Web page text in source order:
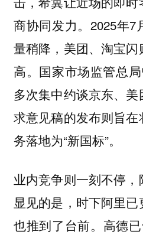
商协同发力。2025年
量稍降，美团、淘宝
高。国家市场监管总
多次集中约谈京东、
求意见稿的发布则旨
务落地为“新国标”。
业内竞争则一刻不停，
显见的是，时下阿里
也推到了台前。高德